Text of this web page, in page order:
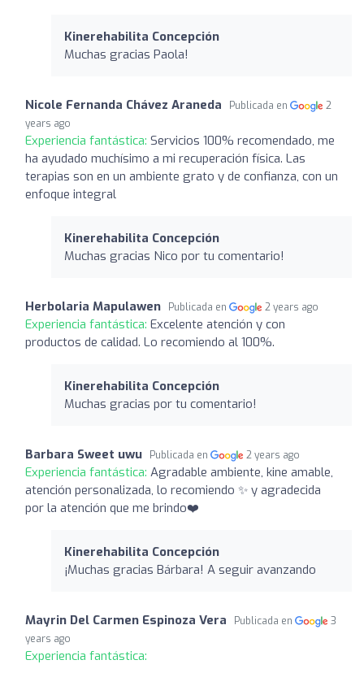
Kinerehabilita Concepción
Muchas gracias Paola!
Nicole Fernanda Chávez Araneda Publicada en
2
years ago
Experiencia fantástica: Servicios 100% recomendado, me
ha ayudado muchísimo a mi recuperación física. Las
terapias son en un ambiente grato y de confianza, con un
enfoque integral
Kinerehabilita Concepción
Muchas gracias Nico por tu comentario!
Herbolaria Mapulawen Publicada en 2 years ago
Experiencia fantástica: Excelente atención y con
productos de calidad. Lo recomiendo al 100%.
Kinerehabilita Concepción
Muchas gracias por tu comentario!
Barbara Sweet uwu Publicada en 2 years ago
Experiencia fantástica: Agradable ambiente, kine amable,
atención personalizada, lo recomiendo ✨ y agradecida
por la atención que me brindo❤️
Kinerehabilita Concepción
¡Muchas gracias Bárbara! A seguir avanzando
Mayrin Del Carmen Espinoza Vera Publicada en
3
years ago
Experiencia fantástica: